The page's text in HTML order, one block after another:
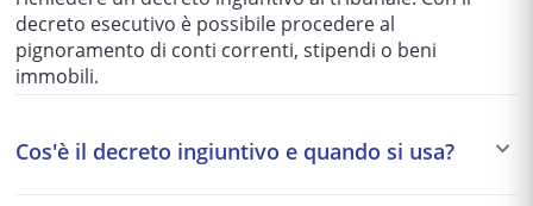
decreto esecutivo è possibile procedere al
pignoramento di conti correnti, stipendi o beni
immobili.
Cos'è il decreto ingiuntivo e quando si usa?